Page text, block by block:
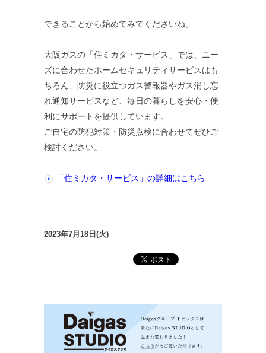
できることから始めてみてくださいね。
大阪ガスの「住ミカタ・サービス」では、ニー
ズに合わせたホームセキュリティサービスはも
ちろん、防災に役立つガス警報器やガス消し忘
れ通知サービスなど、毎日の暮らしを安心・便
利にサポートを提供しています。
ご自宅の防犯対策・防災点検に合わせてぜひご
検討ください。
「住ミカタ・サービス」の詳細はこちら
2023年7月18日(火)